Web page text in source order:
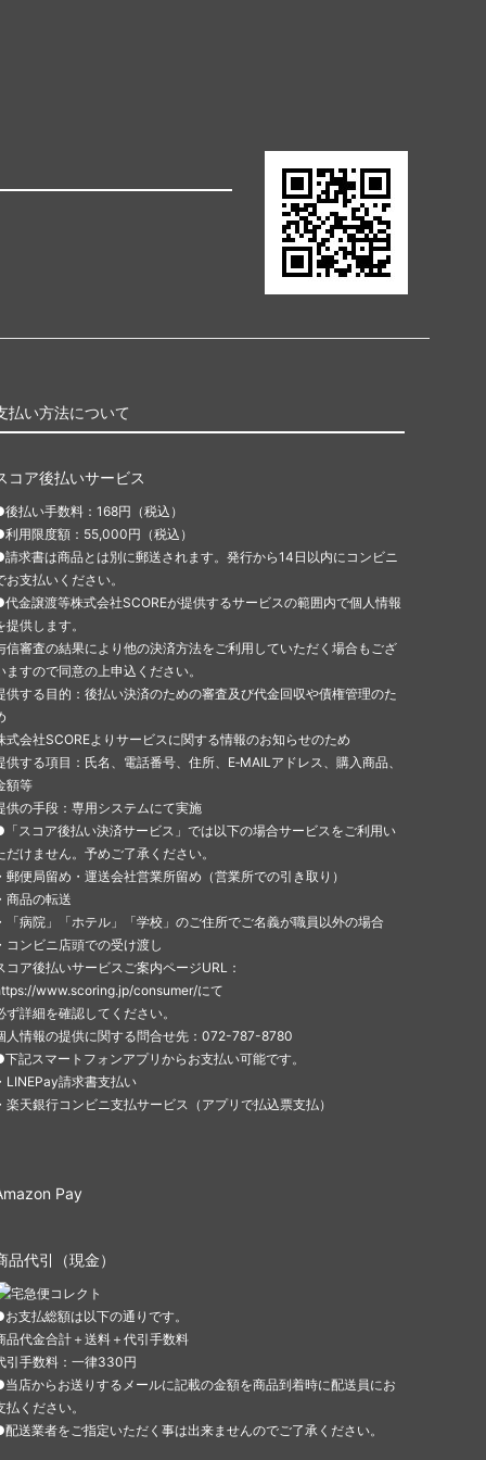
払い方法について
コア後払いサービス
払い手数料：168円（税込）
用限度額：55,000円（税込）
求書は商品とは別に郵送されます。発行から14日以内にコンビニ
お支払いください。
金譲渡等株式会社SCOREが提供するサービスの範囲内で個人情報
提供します。
信審査の結果により他の決済方法をご利用していただく場合もござ
ますので同意の上申込ください。
供する目的：後払い決済のための審査及び代金回収や債権管理のた
式会社SCOREよりサービスに関する情報のお知らせのため
供する項目：氏名、電話番号、住所、E‐MAILアドレス、購入商品、
額等
供の手段：専用システムにて実施
スコア後払い決済サービス」では以下の場合サービスをご利用い
だけません。予めご了承ください。
・郵便局留め・運送会社営業所留め（営業所での引き取り）
・商品の転送
・「病院」「ホテル」「学校」のご住所でご名義が職員以外の場合
・コンビニ店頭での受け渡し
コア後払いサービスご案内ページURL：
www.scoring.jp/consumer/にて
ず詳細を確認してください。
人情報の提供に関する問合せ先：072-787-8780
記スマートフォンアプリからお支払い可能です。
・LINEPay請求書支払い
・楽天銀行コンビニ支払サービス（アプリで払込票支払）
Pay
品代引（現金）
支払総額は以下の通りです。
品代金合計＋送料＋代引手数料
引手数料：一律330円
店からお送りするメールに記載の金額を商品到着時に配送員にお
払ください。
送業者をご指定いただく事は出来ませんのでご了承ください。